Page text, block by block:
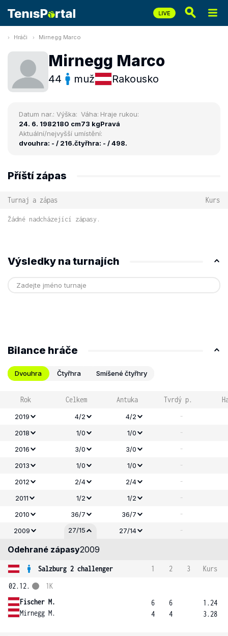
Hráči Mirnegg Marco
Mirnegg Marco
44 muž Rakousko
Datum nar.:
24. 6. 1982
Výška:
180 cm
Váha:
73 kg
Hraje rukou:
Pravá
Aktuální/nejvyšší umístění:
dvouhra: - / 216.čtyřhra: - / 498.
Příští zápas
Turnaj a zápas Kurs
Žádné nadcházející zápasy.
Výsledky na turnajích
Bilance hráče
Dvouhra Čtyřhra Smíšené čtyřhry
Rok Celkem Antuka Tvrdý p.
2019 4/2 4/2 -
2018 1/0 1/0 -
2016 3/0 3/0 -
2013 1/0 1/0 -
2012 2/4 2/4 -
2011 1/2 1/2 -
2010 36/7 36/7 -
2009 27/15 27/14 -
Odehrané zápasy2009
Salzburg 2 challenger 1 2 3
Kurs
02.12.
Fischer M.
Mirnegg M.
1K
6
4
6
4
1.24
3.28